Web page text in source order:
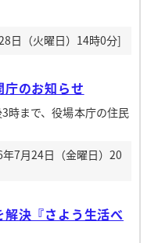
日（火曜日）14時0分]
のお知らせ
時まで、役場本庁の住民
7月24日（金曜日）20
決『さよう生活べ